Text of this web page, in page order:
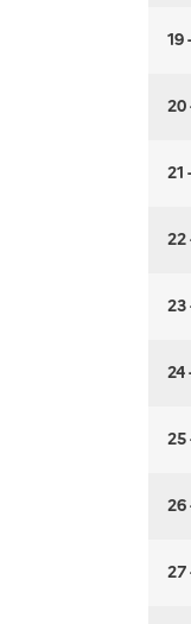
19 -
20
21 -
22
23
24
25
26
27